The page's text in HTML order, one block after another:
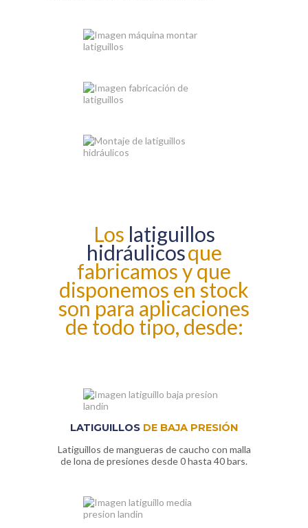
Los latiguillos
hidráulicosque
fabricamos y que
disponemos en stock
son para aplicaciones
de todo tipo, desde:
LATIGUILLOS DE BAJA PRESIÓN
Latiguillos de mangueras de caucho con malla
de lona de presiones desde 0 hasta 40 bars.